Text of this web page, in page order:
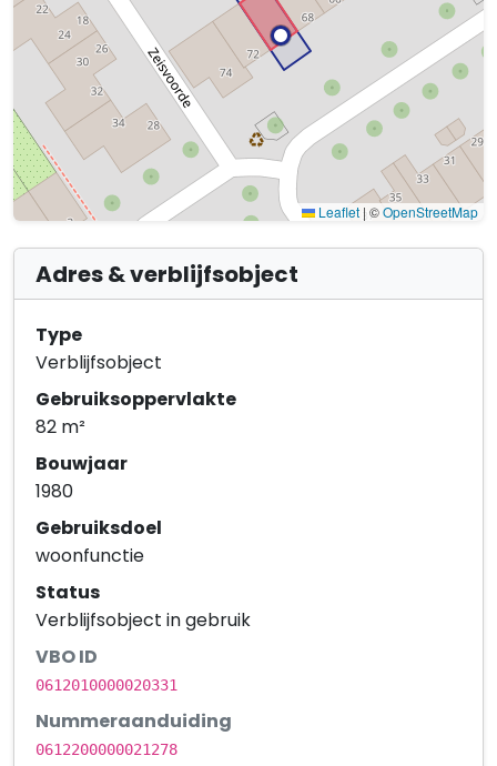
Leaflet | ©OpenStreetMap
Adres & verblijfsobject
Type
Verblijfsobject
Gebruiksoppervlakte
82 m²
Bouwjaar
1980
Gebruiksdoel
woonfunctie
Status
Verblijfsobject in gebruik
VBO ID
0612010000020331
Nummeraanduiding
0612200000021278